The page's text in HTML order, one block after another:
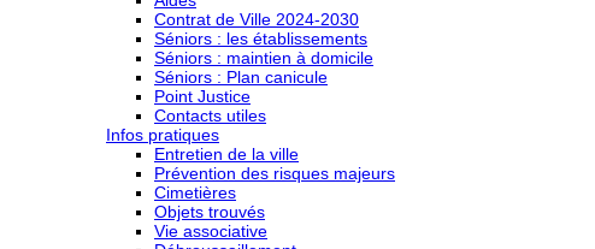
Contrat de Ville 2024-2030
Séniors : les établissements
Séniors : maintien à domicile
Séniors : Plan canicule
Point Justice
Contacts utiles
Infos pratiques
Entretien de la ville
Prévention des risques majeurs
Cimetières
Objets trouvés
Vie associative